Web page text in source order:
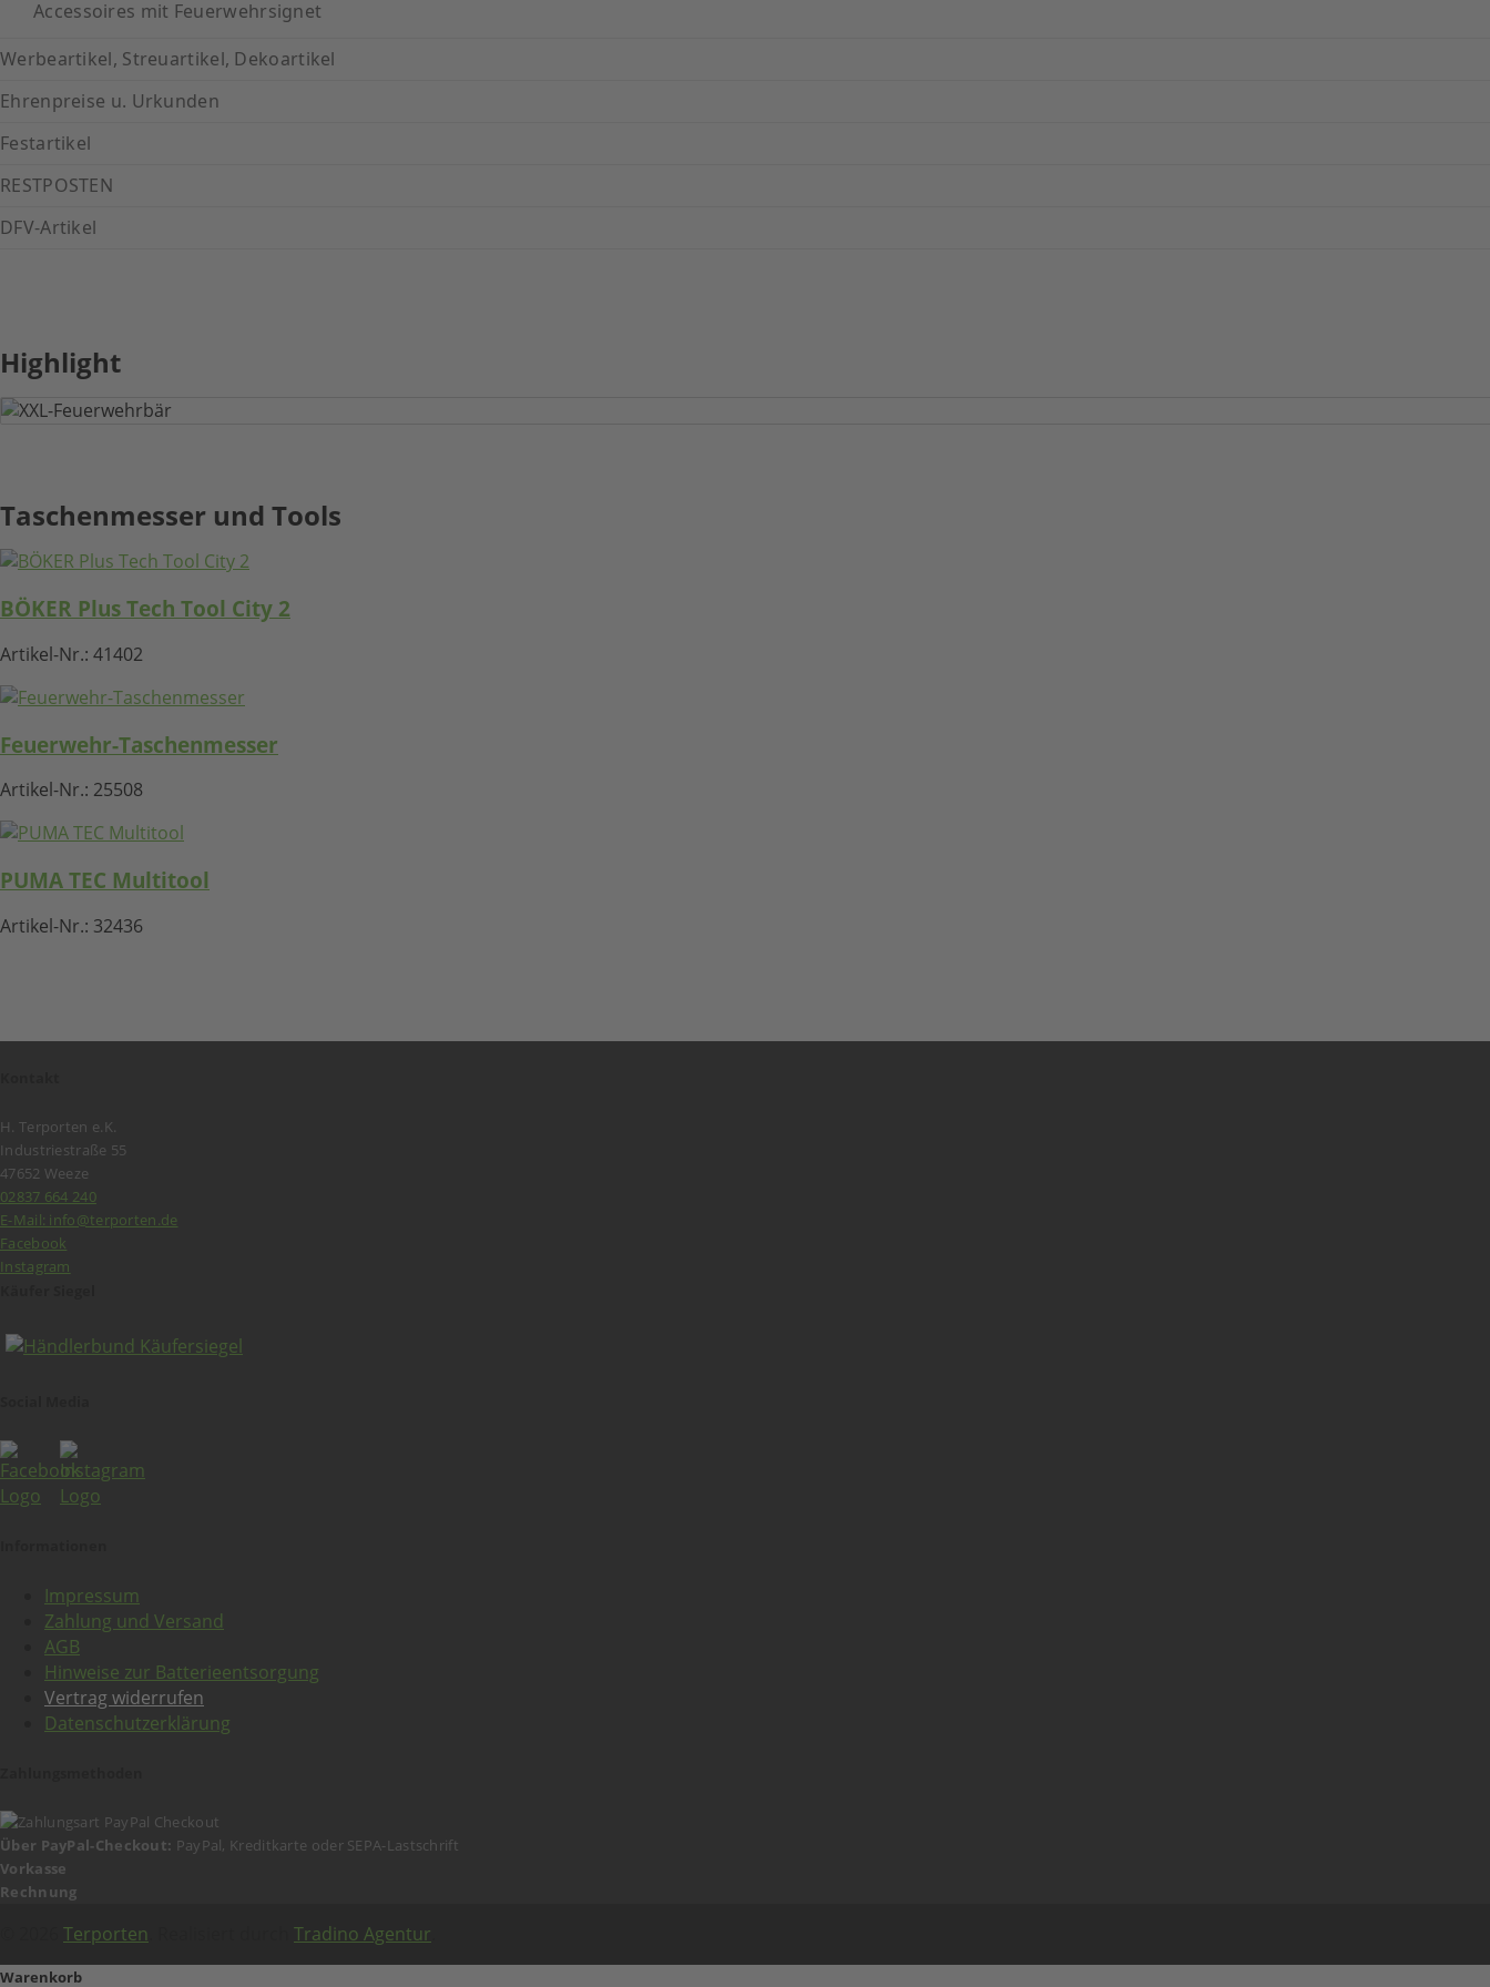
Accessoires mit Feuerwehrsignet
Werbeartikel, Streuartikel, Dekoartikel
Ehrenpreise u. Urkunden
Festartikel
RESTPOSTEN
DFV-Artikel
Highlight
Taschenmesser und Tools
BÖKER Plus Tech Tool City 2
Artikel-Nr.: 41402
Feuerwehr-Taschenmesser
Artikel-Nr.: 25508
PUMA TEC Multitool
Artikel-Nr.: 32436
H. Terporten e.K.
Industriestraße 55
47652 Weeze
02837 664 240
E-Mail: info@terporten.de
Facebook
Instagram
Impressum
Zahlung und Versand
AGB
Hinweise zur Batterieentsorgung
Vertrag widerrufen
Datenschutzerklärung
Über PayPal-Checkout: PayPal, Kreditkarte oder SEPA-Lastschrift
Vorkasse
Rechnung
Terporten Tradino Agentur
Warenkorb